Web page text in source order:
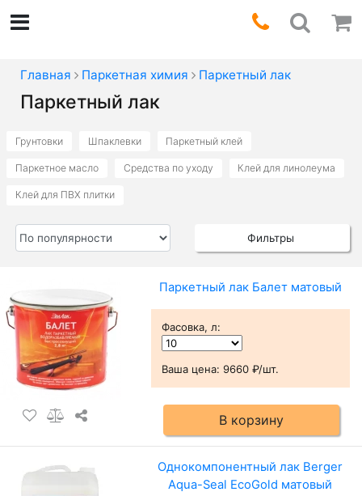
Главная Паркетная химия Паркетный лак
Паркетный лак
Грунтовки Шпаклевки Паркетный клей
Паркетное масло Средства по уходу Клей для линолеума
Клей для ПВХ плитки
Фильтры
Паркетный лак Балет матовый
Фасовка, л:
Ваша цена: 9660 ₽/шт.
В корзину
Однокомпонентный лак Berger
Aqua-Seal EcoGold матовый